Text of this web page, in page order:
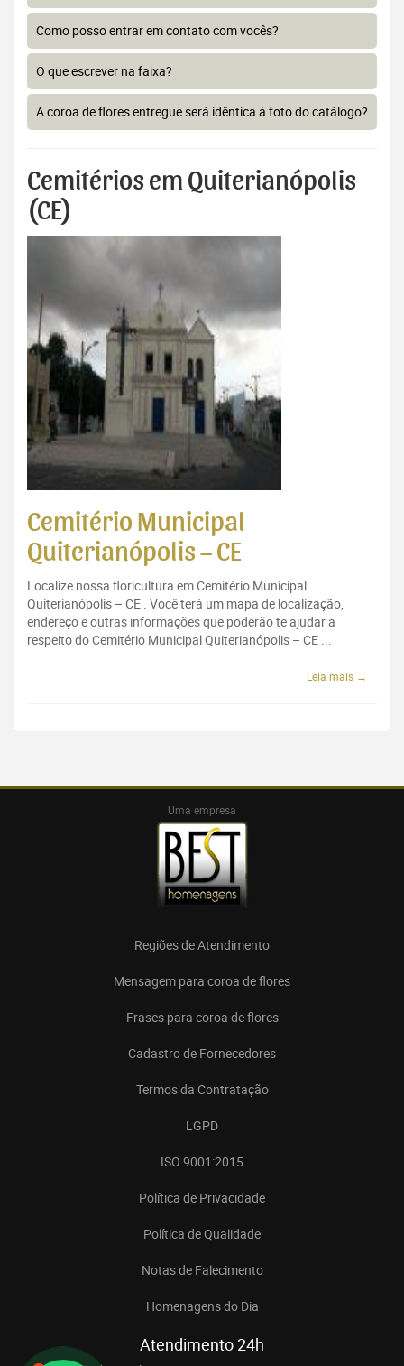
Como posso entrar em contato com vocês?
O que escrever na faixa?
A coroa de flores entregue será idêntica à foto do catálogo?
Cemitérios em Quiterianópolis
(CE)
Cemitério Municipal
Quiterianópolis – CE
Localize nossa floricultura em Cemitério Municipal
Quiterianópolis – CE . Você terá um mapa de localização,
endereço e outras informações que poderão te ajudar a
respeito do Cemitério Municipal Quiterianópolis – CE ...
Leia mais →
Uma empresa
Regiões de Atendimento
Mensagem para coroa de flores
Frases para coroa de flores
Cadastro de Fornecedores
Termos da Contratação
LGPD
ISO 9001:2015
Política de Privacidade
Política de Qualidade
Notas de Falecimento
Homenagens do Dia
Atendimento 24h